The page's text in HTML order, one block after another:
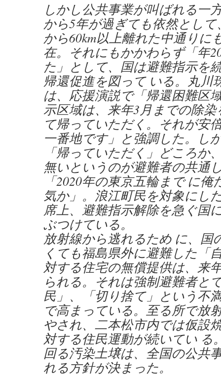
しかし公共事業が叫ばれる一
から5年が過ぎても依然とし
から60km以上離れた中通りに
在。それにもかかわらず「年
た」として、国は避難指示を
帰還促進を図って いる。丸川
は、応援演説で「帰還困難区
示区域は、来年3月までの除
て帰っていただく。それが安
一番地です」と強調した。し
「帰っていただく」どころか
無いというのが避難者の共通
「2020年の東京五輪まで に
気か」。浪江町民を対象にし
席上、避難指示解除を急ぐ国
ぶつけている。
放射線から逃れるため に、国
くても福島県外に避難した「
対する住宅の無償提供は、来
られる。それは強制避難者と
民」、「切り捨て」という不
で高まっている。至る所で放
やされ、二本松市内では仮設
対する住民運動が続いてい る
回る汚染土壌は、全国の公共
れる方針が決まった。